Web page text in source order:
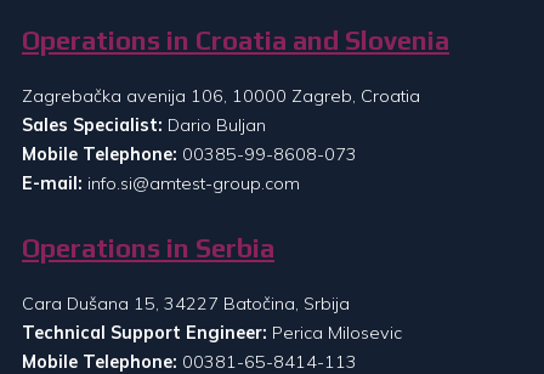
Operations in Croatia and Slovenia
Zagrebačka avenija 106, 10000 Zagreb, Croatia
Sales Specialist: Dario Buljan
Mobile Telephone: 00385-99-8608-073
E-mail: info.si@amtest-group.com
Operations in Serbia
Cara Dušana 15, 34227 Batočina, Srbija
Technical Support Engineer: Perica Milosevic
Mobile Telephone: 00381-65-8414-113